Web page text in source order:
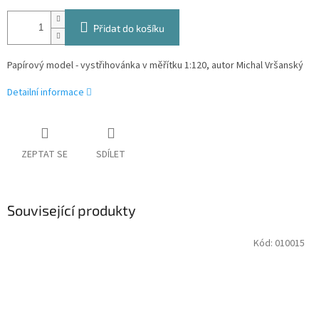
Přidat do košíku
Papírový model - vystřihovánka v měřítku 1:120, autor Michal Vršanský
Detailní informace
ZEPTAT SE SDÍLET
Související produkty
Kód: 010015